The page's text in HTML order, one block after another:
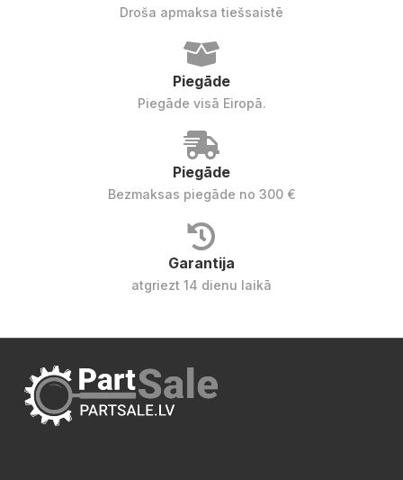
Droša apmaksa tiešsaistē
Piegāde
Piegāde visā Eiropā.
Piegāde
Bezmaksas piegāde no 300 €
Garantija
atgriezt 14 dienu laikā